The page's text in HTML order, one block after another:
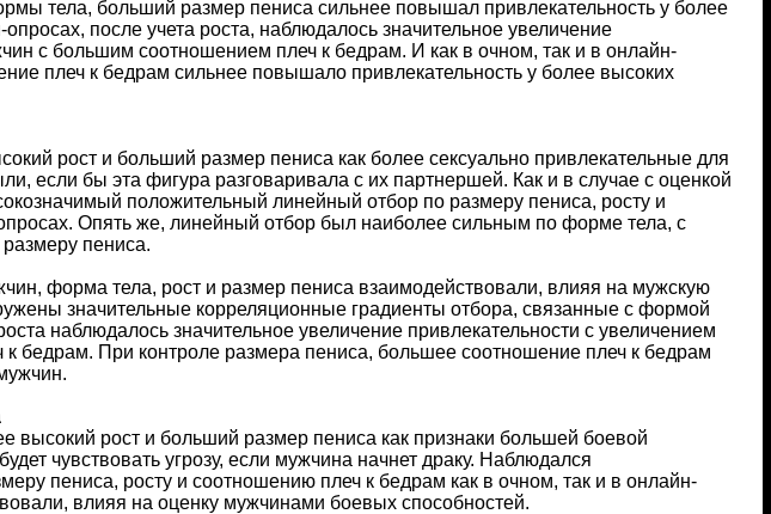
тела, больший размер пениса сильнее повышал привлекательность у более
после учета роста, наблюдалось значительное увеличение
с большим соотношением плеч к бедрам. И как в очном, так и в онлайн-
плеч к бедрам сильнее повышало привлекательность у более высоких
рост и больший размер пениса как более сексуально привлекательные для
если бы эта фигура разговаривала с их партнершей. Как и в случае с оценкой
положительный линейный отбор по размеру пениса, росту и
Опять же, линейный отбор был наиболее сильным по форме тела, с
пениса.
форма тела, рост и размер пениса взаимодействовали, влияя на мужскую
значительные корреляционные градиенты отбора, связанные с формой
наблюдалось значительное увеличение привлекательности с увеличением
бедрам. При контроле размера пениса, большее соотношение плеч к бедрам
рост и больший размер пениса как признаки большей боевой
чувствовать угрозу, если мужчина начнет драку. Наблюдался
пениса, росту и соотношению плеч к бедрам как в очном, так и в онлайн-
влияя на оценку мужчинами боевых способностей.